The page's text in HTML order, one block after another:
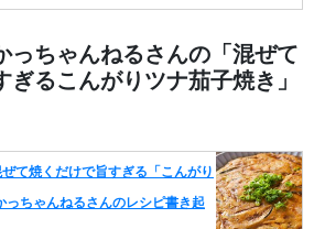
っちゃんねるさんの「混ぜて
るこんがりツナ茄子焼き」
て焼くだけで旨すぎる「こんがり
ちゃんねるさんのレシピ書き起